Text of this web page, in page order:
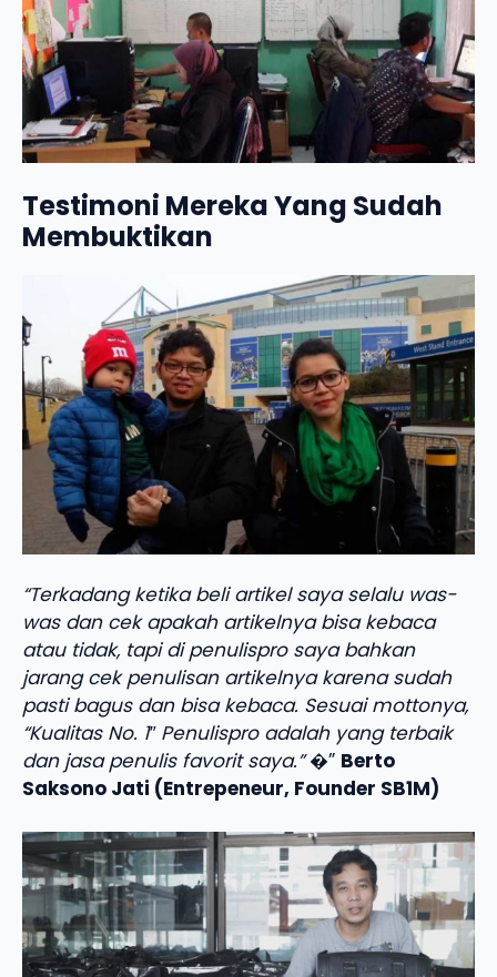
Testimoni Mereka Yang Sudah
Membuktikan
“Terkadang ketika beli artikel saya selalu was-
was dan cek apakah artikelnya bisa kebaca
atau tidak, tapi di penulispro saya bahkan
jarang cek penulisan artikelnya karena sudah
pasti bagus dan bisa kebaca. Sesuai mottonya,
“Kualitas No. 1″ Penulispro adalah yang terbaik
dan jasa penulis favorit saya.”�” Berto
Saksono Jati (Entrepeneur, Founder SB1M)